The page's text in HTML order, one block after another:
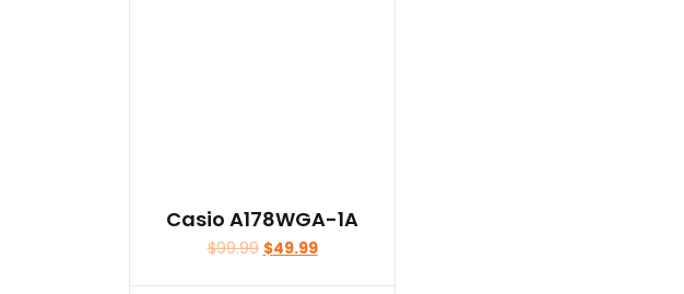
Casio A178WGA-1A
$99.99 $49.99